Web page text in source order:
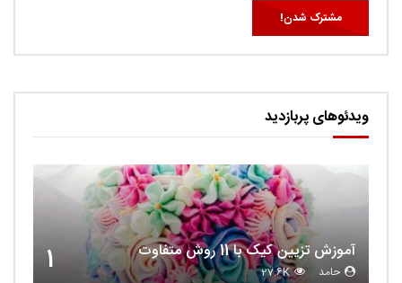
ویدئوهای پربازدید
1 آموزش تزیین کیک با 11 روش متفاوت
حامد 27.6K